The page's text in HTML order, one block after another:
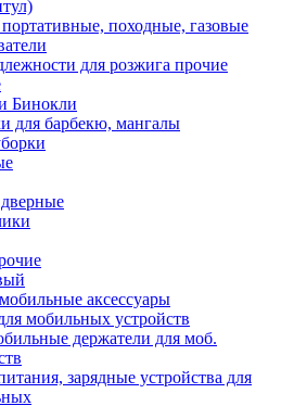
походные, газовые
для розжига прочие
Бинокли
для барбекю, мангалы
аксессуары
мобильных устройств
держатели для моб.
зарядные устройства для